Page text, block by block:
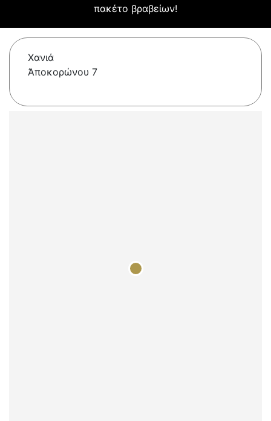
πακέτο βραβείων!
Χανιά
Ἀποκορώνου 7